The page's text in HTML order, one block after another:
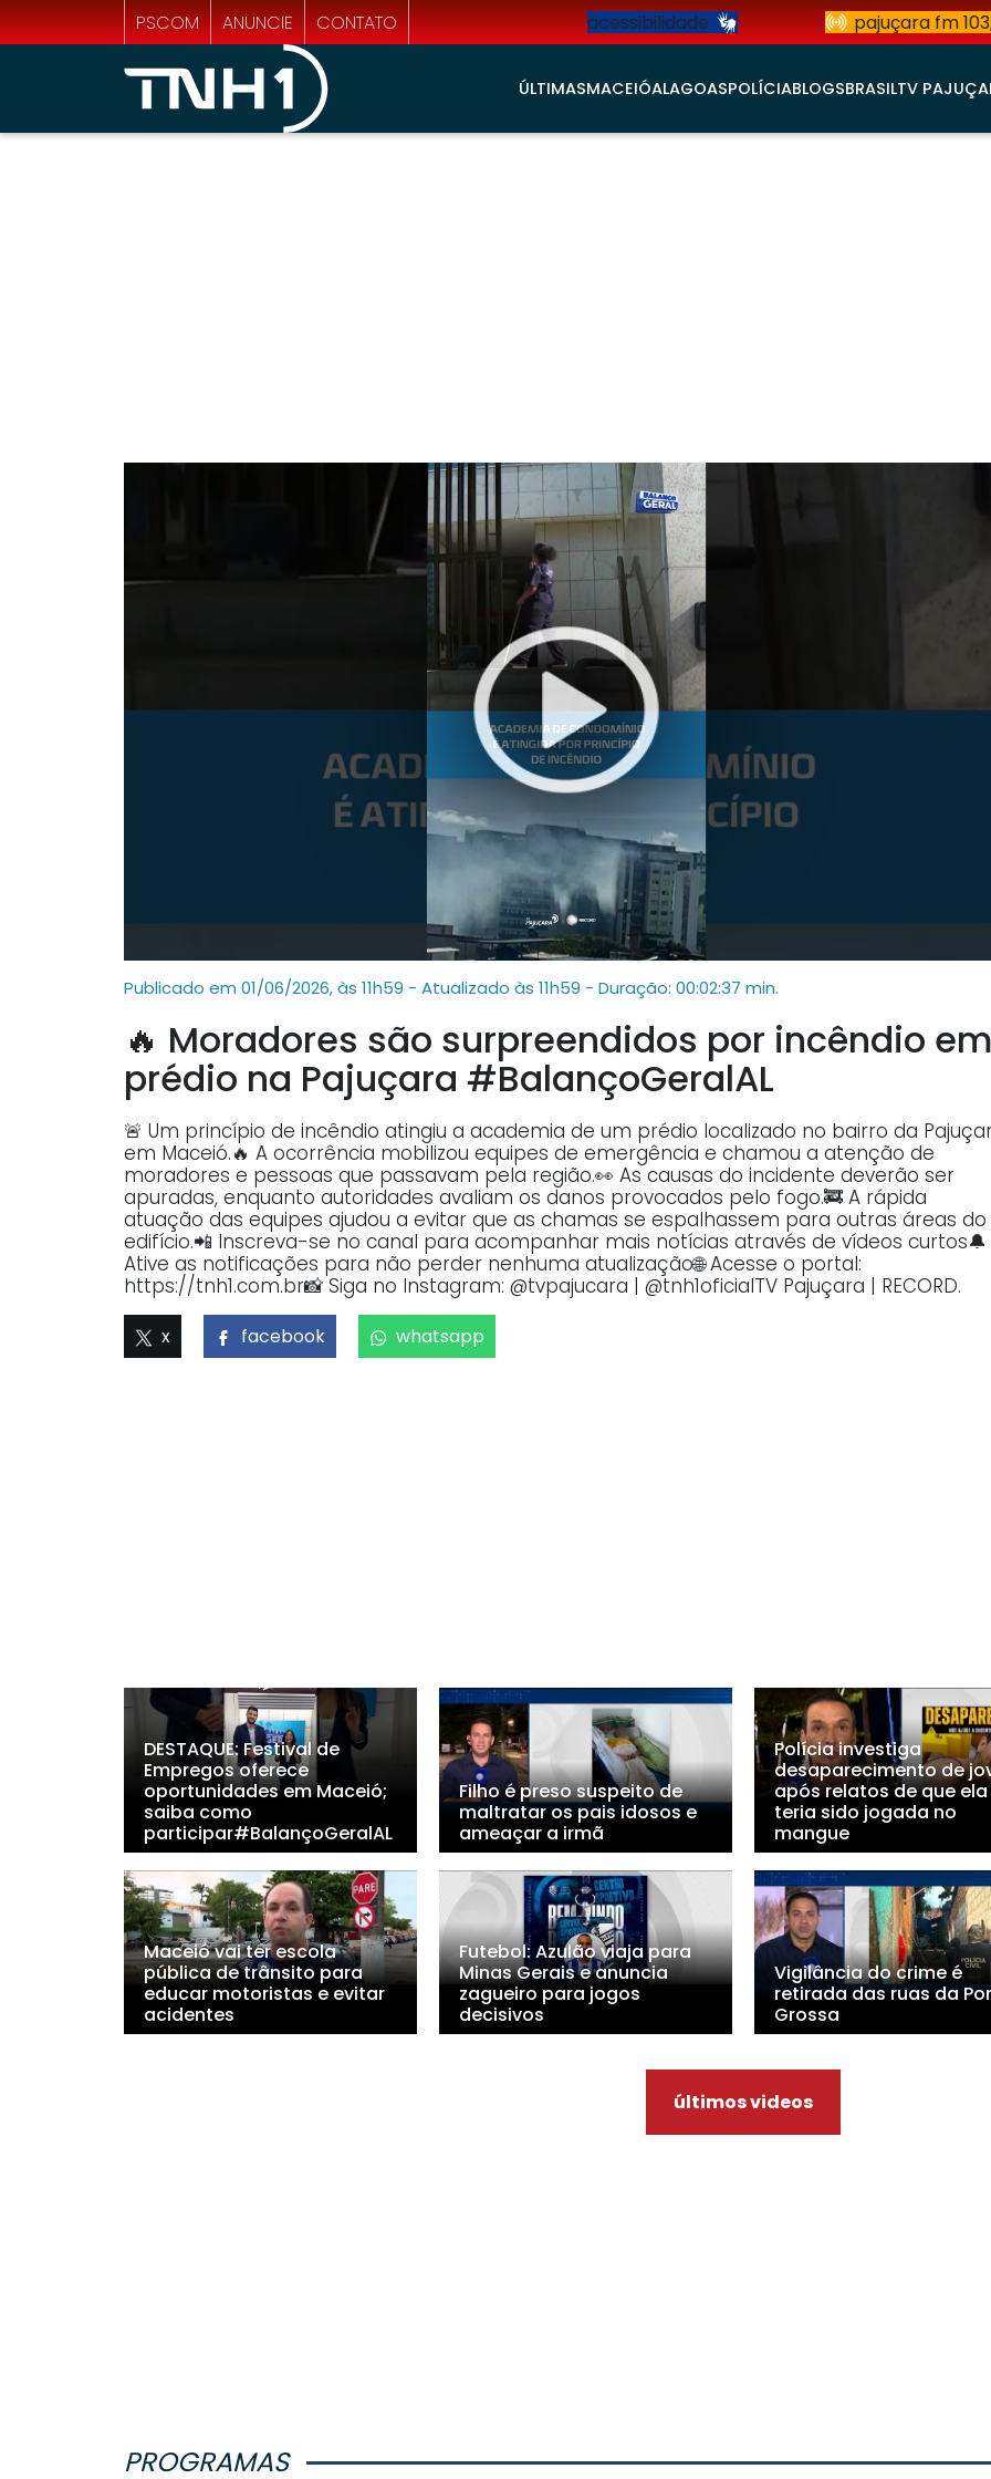
PSCOM ANUNCIE CONTATO acessibilidade pajuçara fm
ÚLTIMASMACEIÓALAGOASPOLÍCIABLOGSBRASILTV
Publicado em 01/06/2026, às 11h59 - Atualizado às 11h59 - Duração: 00:02:37 min.
🔥 Moradores são surpreendidos por incêndio
prédio na Pajuçara #BalançoGeralAL
🚨 Um princípio de incêndio atingiu a academia de um prédio localizado no bairro da
em Maceió.🔥 A ocorrência mobilizou equipes de emergência e chamou a atenção de
moradores e pessoas que passavam pela região.👀 As causas do incidente deverão ser
apuradas, enquanto autoridades avaliam os danos provocados pelo fogo.🚒 A rápida
atuação das equipes ajudou a evitar que as chamas se espalhassem para outras áreas do
edifício.📲 Inscreva-se no canal para acompanhar mais notícias através de vídeos curtos🔔
Ative as notificações para não perder nenhuma atualização🌐 Acesse o portal:
https://tnh1.com.br📸 Siga no Instagram: @tvpajucara | @tnh1oficialTV Pajuçara | RECORD.
x facebook whatsapp
DESTAQUE: Festival de
Empregos oferece
oportunidades em Maceió;
saiba como
participar#BalançoGeralAL
Filho é preso suspeito de
maltratar os pais idosos e
ameaçar a irmã
Polícia investiga
desaparecimento de
após relatos de que ela
teria sido jogada no
mangue
Maceió vai ter escola
pública de trânsito para
educar motoristas e evitar
acidentes
Futebol: Azulão viaja para
Minas Gerais e anuncia
zagueiro para jogos
decisivos
Vigilância do crime é
retirada das ruas da
Grossa
últimos videos
PROGRAMAS